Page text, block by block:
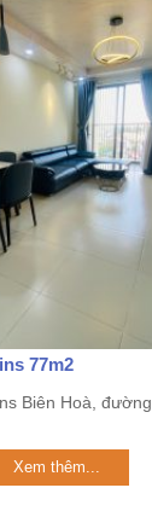
77m2
Biên Hoà,
Xem thêm...